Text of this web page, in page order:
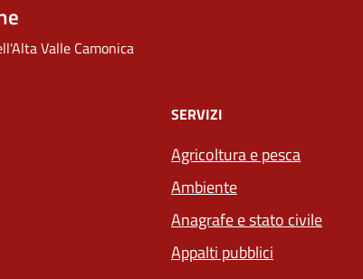
Valle Camonica
SERVIZI
Agricoltura e pesca
Ambiente
Anagrafe e stato civile
Appalti pubblici